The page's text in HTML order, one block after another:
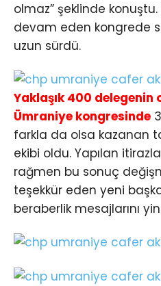
olmaz” şeklinde
devam eden kongrede
uzun sürdü.
Yaklaşık 400 delegenin
Ümraniye kongresinde
farkla da olsa kazanan
ekibi oldu. Yapılan
rağmen bu sonuç
teşekkür eden yeni
beraberlik mesajlarını